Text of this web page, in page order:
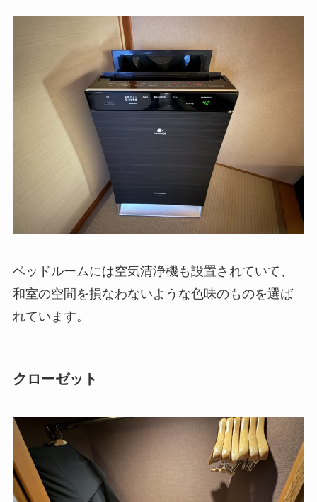
ベッドルームには空気清浄機も設置されていて、
和室の空間を損なわないような色味のものを選ば
れています。
クローゼット